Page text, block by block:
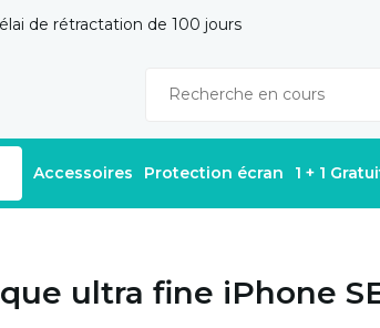
de rétractation de 100 jours
Accessoires Protection écran 1 + 1
ultra fine iPhone